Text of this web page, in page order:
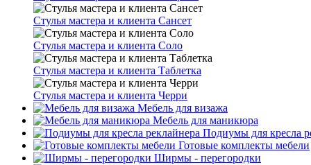
Стулья мастера и клиента Сансет
Стулья мастера и клиента Соло
Стулья мастера и клиента Таблетка
Стулья мастера и клиента Черри
Мебель для визажа
Мебель для маникюра
Подиумы для кресла
Готовые комплекты мебели
Ширмы - перегородки